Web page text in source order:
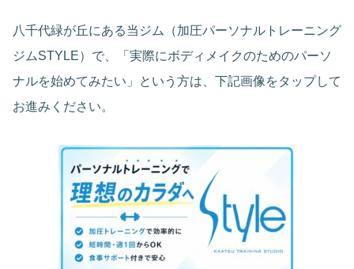
八千代緑が丘にある当ジム（加圧パーソナルトレーニング
ジムSTYLE）で、「実際にボディメイクのためのパーソ
ナルを始めてみたい」という方は、下記画像をタップして
お進みください。